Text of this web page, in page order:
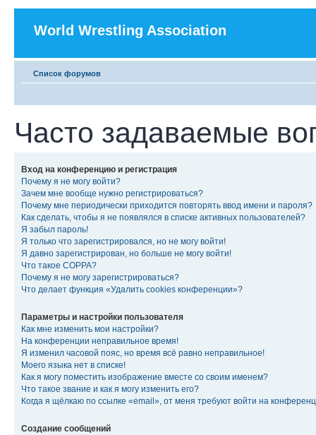
World Wrestling Association
Список форумов
Часто задаваемые
Вход на конференцию и регистрация
Почему я не могу войти?
Зачем мне вообще нужно регистрироваться?
Почему мне периодически приходится повторять ввод имени и пароля?
Как сделать, чтобы я не появлялся в списке активных пользователей?
Я забыл пароль!
Я только что зарегистрировался, но не могу войти!
Я давно зарегистрирован, но больше не могу войти!
Что такое COPPA?
Почему я не могу зарегистрироваться?
Что делает функция «Удалить cookies конференции»?
Параметры и настройки пользователя
Как мне изменить мои настройки?
На конференции неправильное время!
Я изменил часовой пояс, но время всё равно неправильное!
Моего языка нет в списке!
Как я могу поместить изображение вместе со своим именем?
Что такое звание и как я могу изменить его?
Когда я щёлкаю по ссылке «email», от меня требуют войти на
Создание сообщений